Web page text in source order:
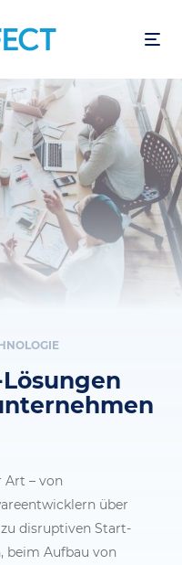
Art – von
über
disruptiven Start-
beim Aufbau von